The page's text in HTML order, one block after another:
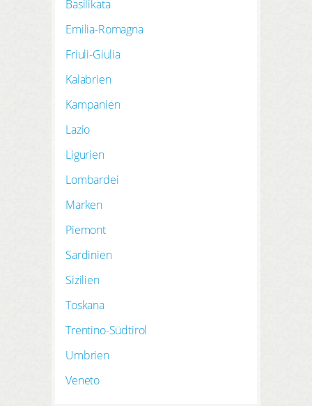
ZAREJESTRUJ SIĘ TUTAJ
Basilikata
Emilia-Romagna
Friuli-Giulia
Kalabrien
Kampanien
Lazio
Ligurien
Lombardei
Marken
Piemont
Sardinien
Sizilien
Toskana
Trentino-Südtirol
Umbrien
Veneto